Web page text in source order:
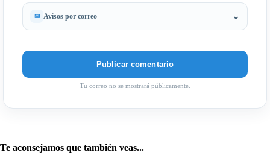
Avisos por correo
Tu correo no se mostrará públicamente.
Te aconsejamos que también veas...